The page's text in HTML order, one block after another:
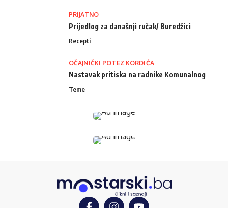
PRIJATNO
Prijedlog za današnji ručak/ Buredžici
Recepti
OČAJNIČKI POTEZ KORDIĆA
Nastavak pritiska na radnike Komunalnog
Teme